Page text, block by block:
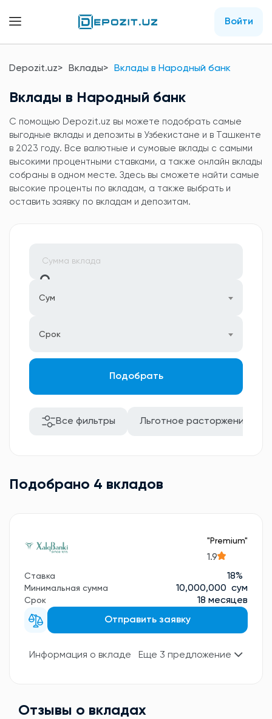
Войти
Depozit.uz Вклады Вклады в Народный банк
Вклады в Народный банк
C помощью Depozit.uz вы можете подобрать самые
выгодные вклады и депозиты в Узбекистане и в Ташкенте
в 2023 году. Все валютные и сумовые вклады с самыми
высокими процентными ставками, а также онлайн вклады
собраны в одном месте. Здесь вы сможете найти самые
высокие проценты по вкладам, а также выбрать и
оставить заявку по вкладам и депозитам.
Сум
Срок
Подобрать
Все фильтры Льготное расторжение
Подобрано 4 вкладов
"Premium"
1.9
Ставка 18%
Минимальная сумма 10,000,000 сум
Срок
18 месяцев
Отправить заявку
Информация о вкладе Еще 3 предложение
Отзывы о вкладах